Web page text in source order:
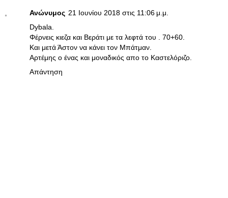
Ανώνυμος 21 Ιουνίου 2018 στις 11:06 μ.μ.
Dybala.
Φέρνεις κιεζα και Βεράτι με τα λεφτά του . 70+60.
Και μετά Άστον να κάνει τον Μπάτμαν.
Αρτέμης ο ένας και μοναδικός απο το Καστελόριζο.
Απάντηση